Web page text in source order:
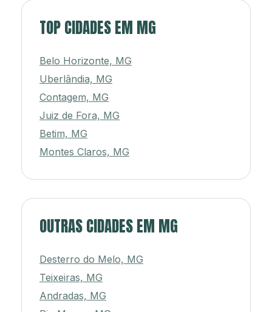
TOP CIDADES EM MG
Belo Horizonte, MG
Uberlândia, MG
Contagem, MG
Juiz de Fora, MG
Betim, MG
Montes Claros, MG
OUTRAS CIDADES EM MG
Desterro do Melo, MG
Teixeiras, MG
Andradas, MG